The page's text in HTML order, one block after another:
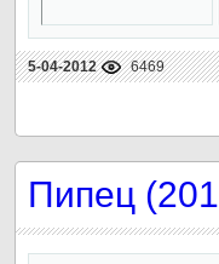
5-04-2012 6469
Пипец